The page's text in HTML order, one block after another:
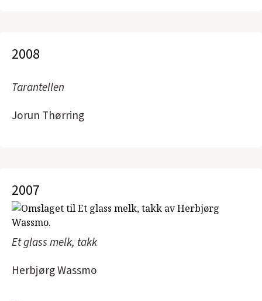
2008
Tarantellen
Jorun Thørring
2007
Et glass melk, takk
Herbjørg Wassmo